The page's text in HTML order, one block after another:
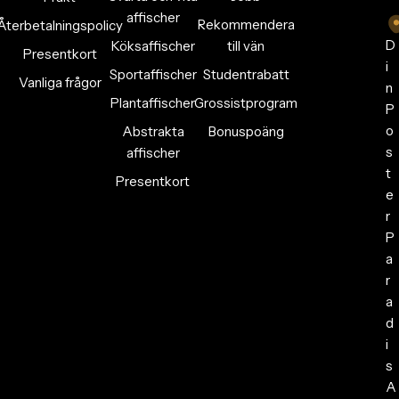
Presentkort
Vanliga frågor
affischer
Köksaffischer
Sportaffischer
Plantaffischer
Abstrakta
affischer
Presentkort
Rekommendera
till vän
Studentrabatt
Grossistprogram
Bonuspoäng
D
i
n
P
o
s
t
e
r
P
a
r
a
d
i
s
A